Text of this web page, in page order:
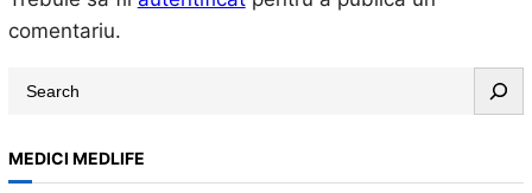
comentariu.
r
MEDICI MEDLIFE